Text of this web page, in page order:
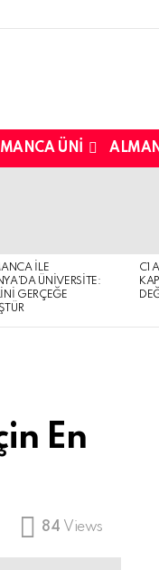
ÜNI
ILE
ÜNIVERSITE:
GERÇEĞE
C1
En
84 Views